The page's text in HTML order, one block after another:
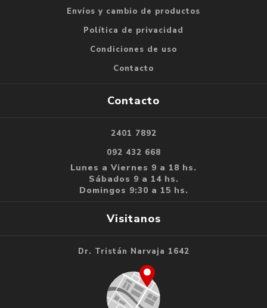
Envíos y cambio de productos
Política de privacidad
Condiciones de uso
Contacto
Contacto
2401 7892
092 432 668
Lunes a Viernes 9 a 18 hs.
Sábados 9 a 14 hs.
Domingos 9:30 a 15 hs.
Visitanos
Dr. Tristán Narvaja 1642